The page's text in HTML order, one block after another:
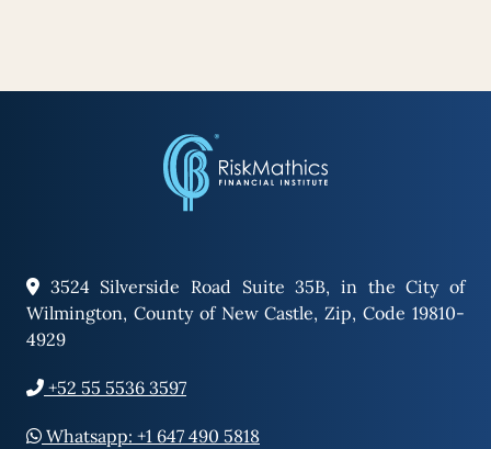
3524 Silverside Road Suite 35B, in the City of
Wilmington, County of New Castle, Zip, Code 19810-
4929
+52 55 5536 3597
Whatsapp: +1 647 490 5818